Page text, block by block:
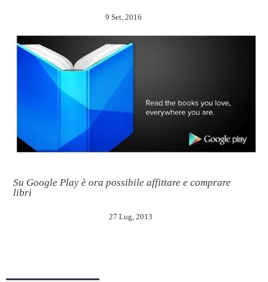
9 Set, 2016
Su Google Play è ora possibile affittare e comprare
libri
27 Lug, 2013